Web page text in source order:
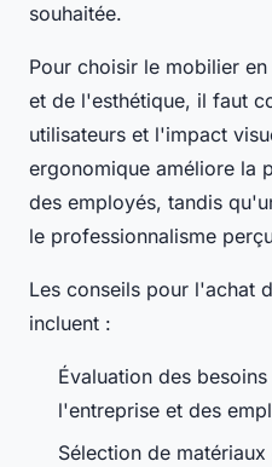
souhaitée.
Pour choisir le mobilier
et de l'esthétique, il faut
utilisateurs et l'impact
ergonomique améliore la
des employés, tandis
le professionnalisme
Les conseils pour l'achat
incluent :
Évaluation des
l'entreprise et des
Sélection de